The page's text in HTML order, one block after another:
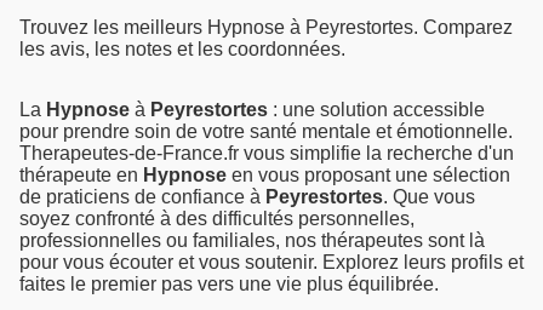
Trouvez les meilleurs Hypnose à Peyrestortes. Comparez
les avis, les notes et les coordonnées.
La Hypnose à Peyrestortes : une solution accessible
pour prendre soin de votre santé mentale et émotionnelle.
Therapeutes-de-France.fr vous simplifie la recherche d'un
thérapeute en Hypnose en vous proposant une sélection
de praticiens de confiance à Peyrestortes. Que vous
soyez confronté à des difficultés personnelles,
professionnelles ou familiales, nos thérapeutes sont là
pour vous écouter et vous soutenir. Explorez leurs profils et
faites le premier pas vers une vie plus équilibrée.